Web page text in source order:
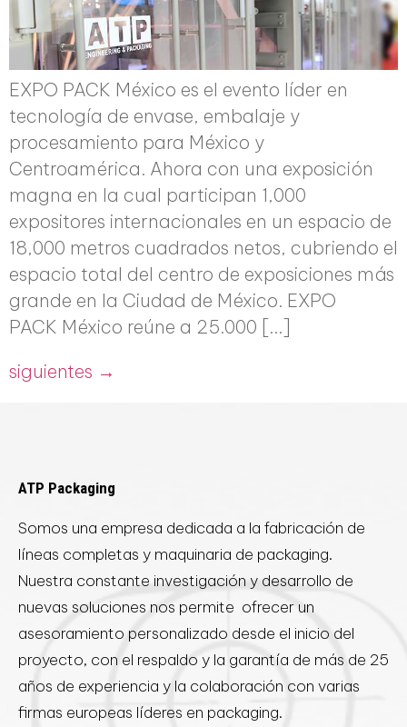
EXPO PACK México es el evento líder en
tecnología de envase, embalaje y
procesamiento para México y
Centroamérica. Ahora con una exposición
magna en la cual participan 1,000
expositores internacionales en un espacio de
18,000 metros cuadrados netos, cubriendo el
espacio total del centro de exposiciones más
grande en la Ciudad de México. EXPO
PACK México reúne a 25.000 […]
siguientes →
ATP Packaging
Somos una empresa dedicada a la fabricación de
líneas completas y maquinaria de packaging.
Nuestra constante investigación y desarrollo de
nuevas soluciones nos permite ofrecer un
asesoramiento personalizado desde el inicio del
proyecto, con el respaldo y la garantía de más de 25
años de experiencia y la colaboración con varias
firmas europeas líderes en packaging.